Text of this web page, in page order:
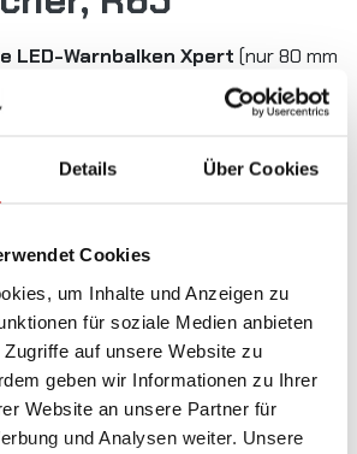
Details Über Cookies
Cookies
um Inhalte und Anzeigen zu
für soziale Medien anbieten
auf unsere Website zu
geben wir Informationen zu Ihrer
Website an unsere Partner für
und Analysen weiter. Unsere
LED-Warnbalken Xpert (nur 80 mm
Herstellers
ist mitzwei 360-
, zusätzlichen Reflektoren zur
integrierten
100W-
ist einGummimontagesatz
ist dieser Balken besonders geeignet
Kleinbusse. Die Lampe istR65-
damit die europäischen